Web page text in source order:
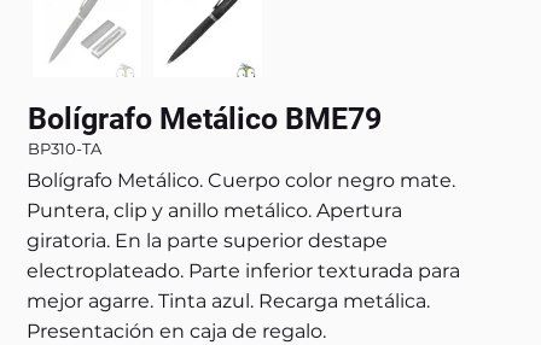
Bolígrafo Metálico BME79
BP310-TA
Bolígrafo Metálico. Cuerpo color negro mate.
Puntera, clip y anillo metálico. Apertura
giratoria. En la parte superior destape
electroplateado. Parte inferior texturada para
mejor agarre. Tinta azul. Recarga metálica.
Presentación en caja de regalo.